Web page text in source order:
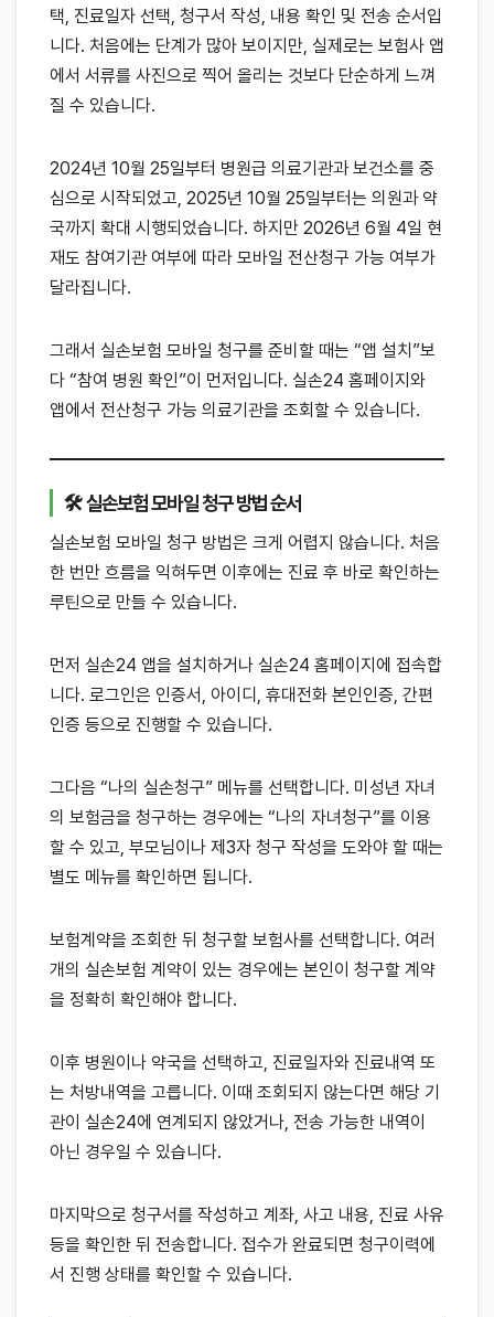
택, 진료일자 선택, 청구서 작성, 내용 확인 및 전송 순서입
니다. 처음에는 단계가 많아 보이지만, 실제로는 보험사 앱
에서 서류를 사진으로 찍어 올리는 것보다 단순하게 느껴
질 수 있습니다.
2024년 10월 25일부터 병원급 의료기관과 보건소를 중
심으로 시작되었고, 2025년 10월 25일부터는 의원과 약
국까지 확대 시행되었습니다. 하지만 2026년 6월 4일 현
재도 참여기관 여부에 따라 모바일 전산청구 가능 여부가
달라집니다.
그래서 실손보험 모바일 청구를 준비할 때는 “앱 설치”보
다 “참여 병원 확인”이 먼저입니다. 실손24 홈페이지와
앱에서 전산청구 가능 의료기관을 조회할 수 있습니다.
🛠 실손보험 모바일 청구 방법 순서
실손보험 모바일 청구 방법은 크게 어렵지 않습니다. 처음
한 번만 흐름을 익혀두면 이후에는 진료 후 바로 확인하는
루틴으로 만들 수 있습니다.
먼저 실손24 앱을 설치하거나 실손24 홈페이지에 접속합
니다. 로그인은 인증서, 아이디, 휴대전화 본인인증, 간편
인증 등으로 진행할 수 있습니다.
그다음 “나의 실손청구” 메뉴를 선택합니다. 미성년 자녀
의 보험금을 청구하는 경우에는 “나의 자녀청구”를 이용
할 수 있고, 부모님이나 제3자 청구 작성을 도와야 할 때는
별도 메뉴를 확인하면 됩니다.
보험계약을 조회한 뒤 청구할 보험사를 선택합니다. 여러
개의 실손보험 계약이 있는 경우에는 본인이 청구할 계약
을 정확히 확인해야 합니다.
이후 병원이나 약국을 선택하고, 진료일자와 진료내역 또
는 처방내역을 고릅니다. 이때 조회되지 않는다면 해당 기
관이 실손24에 연계되지 않았거나, 전송 가능한 내역이
아닌 경우일 수 있습니다.
마지막으로 청구서를 작성하고 계좌, 사고 내용, 진료 사유
등을 확인한 뒤 전송합니다. 접수가 완료되면 청구이력에
서 진행 상태를 확인할 수 있습니다.